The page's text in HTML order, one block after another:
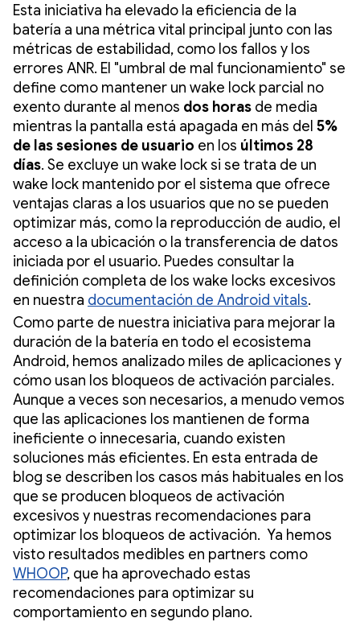
Esta iniciativa ha elevado la eficiencia de la
batería a una métrica vital principal junto con las
métricas de estabilidad, como los fallos y los
errores ANR. El "umbral de mal funcionamiento" se
define como mantener un wake lock parcial no
exento durante al menos dos horas de media
mientras la pantalla está apagada en más del 5%
de las sesiones de usuario en los últimos 28
días. Se excluye un wake lock si se trata de un
wake lock mantenido por el sistema que ofrece
ventajas claras a los usuarios que no se pueden
optimizar más, como la reproducción de audio, el
acceso a la ubicación o la transferencia de datos
iniciada por el usuario. Puedes consultar la
definición completa de los wake locks excesivos
en nuestra documentación de Android vitals.
Como parte de nuestra iniciativa para mejorar la
duración de la batería en todo el ecosistema
Android, hemos analizado miles de aplicaciones y
cómo usan los bloqueos de activación parciales.
Aunque a veces son necesarios, a menudo vemos
que las aplicaciones los mantienen de forma
ineficiente o innecesaria, cuando existen
soluciones más eficientes. En esta entrada de
blog se describen los casos más habituales en los
que se producen bloqueos de activación
excesivos y nuestras recomendaciones para
optimizar los bloqueos de activación. Ya hemos
visto resultados medibles en partners como
WHOOP, que ha aprovechado estas
recomendaciones para optimizar su
comportamiento en segundo plano.